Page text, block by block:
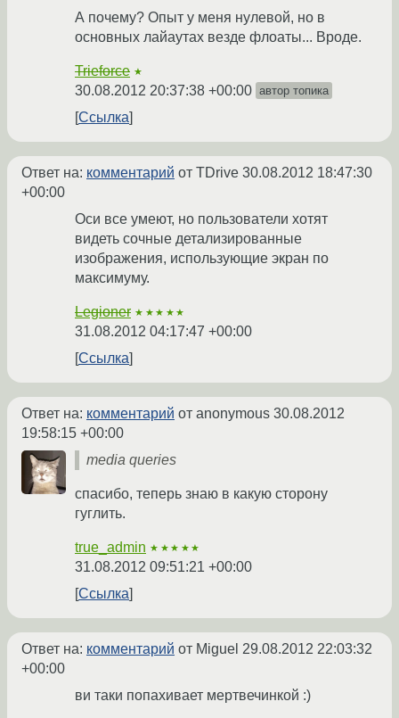
А почему? Опыт у меня нулевой, но в
основных лайаутах везде флоаты... Вроде.
Trieforce ★
30.08.2012 20:37:38 +00:00 автор топика
Ссылка
Ответ на: комментарий от TDrive 30.08.2012 18:47:30
+00:00
Оси все умеют, но пользователи хотят
видеть сочные детализированные
изображения, использующие экран по
максимуму.
Legioner ★★★★★
31.08.2012 04:17:47 +00:00
Ссылка
Ответ на: комментарий от anonymous 30.08.2012
19:58:15 +00:00
media queries
спасибо, теперь знаю в какую сторону
гуглить.
true_admin ★★★★★
31.08.2012 09:51:21 +00:00
Ссылка
Ответ на: комментарий от Miguel 29.08.2012 22:03:32
+00:00
ви таки попахивает мертвечинкой :)